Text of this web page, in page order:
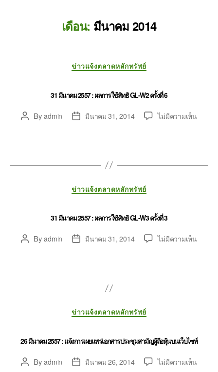
เดือน: มีนาคม 2014
ข่าวแจ้งตลาดหลักทรัพย์
31 มีนาคม 2557 : ผลการใช้สิทธิ GL-W2 ครั้งที่ 6
Byadmin มีนาคม 31, 2014 ไม่มีความเห็น
ข่าวแจ้งตลาดหลักทรัพย์
31 มีนาคม 2557 : ผลการใช้สิทธิ GL-W3 ครั้งที่ 3
Byadmin มีนาคม 31, 2014 ไม่มีความเห็น
ข่าวแจ้งตลาดหลักทรัพย์
26 มีนาคม 2557 : แจ้งการเผยแพร่เอกสารประชุมสามัญผู้ถือหุ้นบนเว็บไซท์
Byadmin มีนาคม 26, 2014 ไม่มีความเห็น